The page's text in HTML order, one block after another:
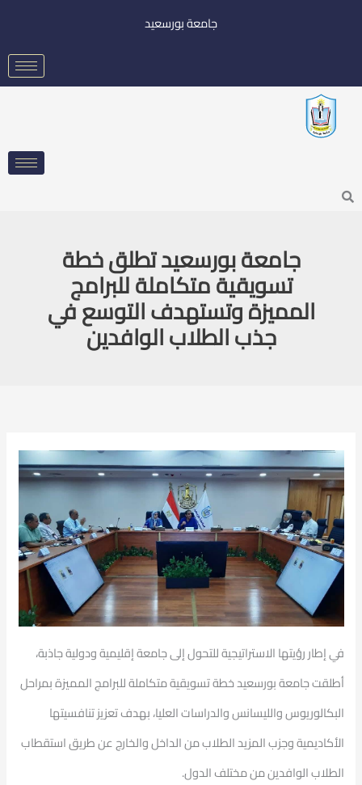
جامعة بورسعيد
Search
جامعة بورسعيد تطلق خطة
تسويقية متكاملة للبرامج
المميزة وتستهدف التوسع في
جذب الطلاب الوافدين
في إطار رؤيتها الاستراتيجية للتحول إلى جامعة إقليمية ودولية جاذبة،
أطلقت جامعة بورسعيد خطة تسويقية متكاملة للبرامج المميزة بمراحل
البكالوريوس والليسانس والدراسات العليا، بهدف تعزيز تنافسيتها
الأكاديمية وجزب المزيد الطلاب من الداخل والخارج عن طريق استقطاب
الطلاب الوافدين من مختلف الدول.